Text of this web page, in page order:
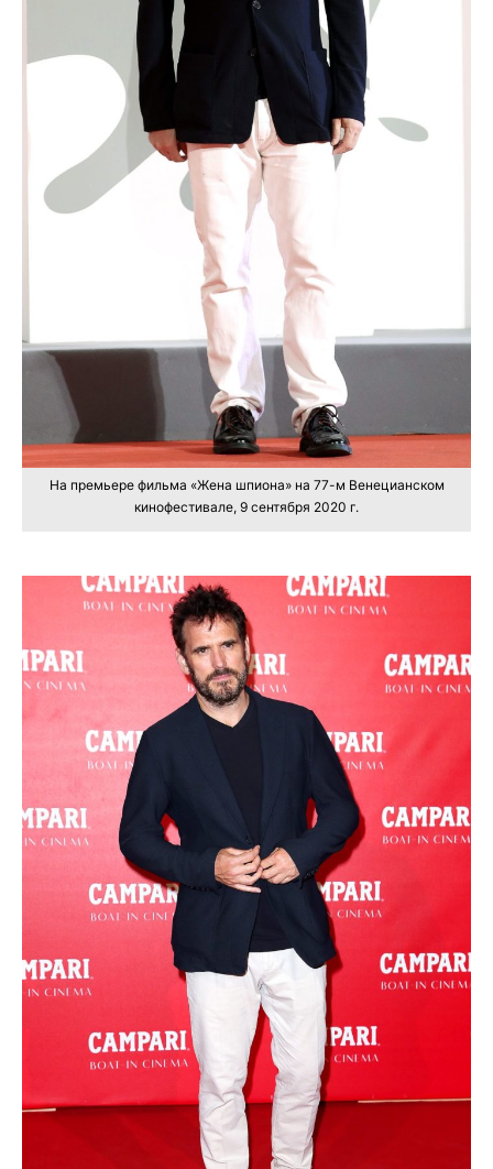
На премьере фильма «Жена шпиона» на 77-м Венецианском
кинофестивале, 9 сентября 2020 г.